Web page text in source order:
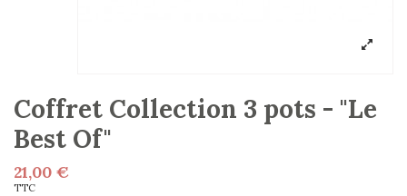
Coffret Collection 3 pots - "Le
Best Of"
21,00 €
TTC